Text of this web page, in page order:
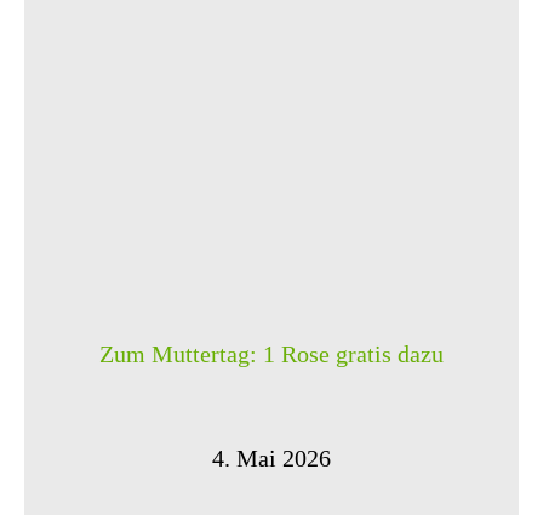
Zum Muttertag: 1 Rose gratis dazu
4. Mai 2026